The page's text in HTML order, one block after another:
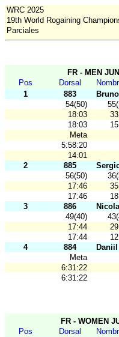
WRC 2025
19th World Rogaining
Parciales
FR - MEN
Pos
Dorsal
1
883
54(50)
18:03
18:03
Meta
5:58:20
14:01
2
885
56(50)
17:46
17:46
3
886
49(40)
17:44
17:44
4
884
Meta
6:31:22
6:31:22
FR - WOMEN
Pos
Dorsal